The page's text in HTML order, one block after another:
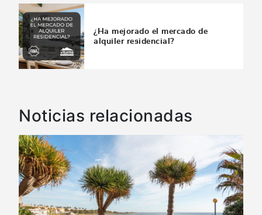
¿Ha mejorado el mercado de
alquiler residencial?
Noticias relacionadas